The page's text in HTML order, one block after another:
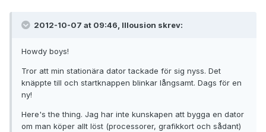
2012-10-07 at 09:46, Illousion skrev:
Howdy boys!
Tror att min stationära dator tackade för sig nyss. Det
knäppte till och startknappen blinkar långsamt. Dags för en
ny!
Here's the thing. Jag har inte kunskapen att bygga en dator
om man köper allt löst (processorer, grafikkort och sådant)